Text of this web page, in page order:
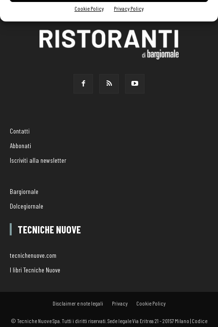
Cookie Policy Privacy Policy
Contatti
Abbonati
Iscriviti alla newsletter
Bargiornale
Dolcegiornale
TECNICHE NUOVE
tecnichenuove.com
I libri Tecniche Nuove
Disclaimer e note legali Privacy Cookie Policy
© Tecniche Nuove Spa. Tutti i diritti riservati. Sede legale Via Eritrea 21 - 20157 Milano | Codice